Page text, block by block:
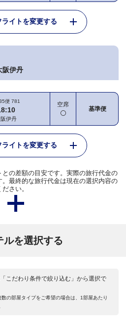
ライトを変更する
阪伊丹
便 781
伊丹
空席
基準便
ライトを変更する
の差額の目安です。実際の旅行代金の
最終的な旅行代金は現在の選択内容の
さい。
ルを選択する
こだわり条件で絞り込む」から選択で
の部屋タイプをご希望の場合は、1部屋あたり